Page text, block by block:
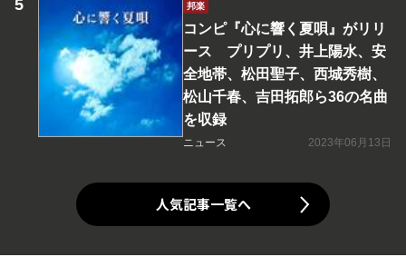
邦楽
コンピ『心に響く夏唄』がリリ
ース プリプリ、井上陽水、安
全地帯、松田聖子、西城秀樹、
松山千春、吉田拓郎ら36の名曲
を収録
ニュース 2023年06月13日
人気記事一覧へ